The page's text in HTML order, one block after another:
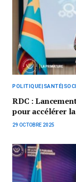
RDC :
pour accélérer
29 OCTOBRE 2025